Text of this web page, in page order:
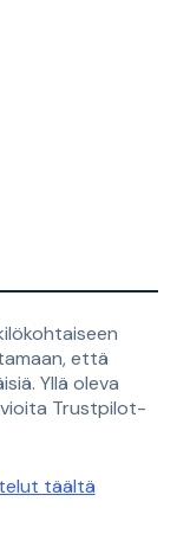
että
Yllä oleva
Trustpilot-
täältä